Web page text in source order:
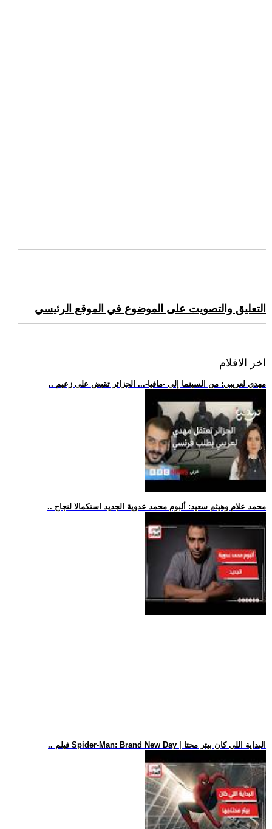
التعليق والتصويت على الموضوع في الموقع الرئيسي
اخر الافلام
.. مهدي لعريبي: من السينما إلى -مافيا-... الجزائر تقبض على زعيم
.. محمد علام وهيثم سعيد: ألبوم محمد عدوية الجديد استكمالا لنجاح
.. فيلم Spider-Man: Brand New Day | البداية اللي كان بيتر محتا